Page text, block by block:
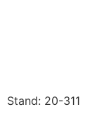
Stand: 20-311